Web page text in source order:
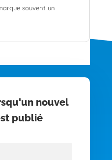
souvent un
nouvel
publié